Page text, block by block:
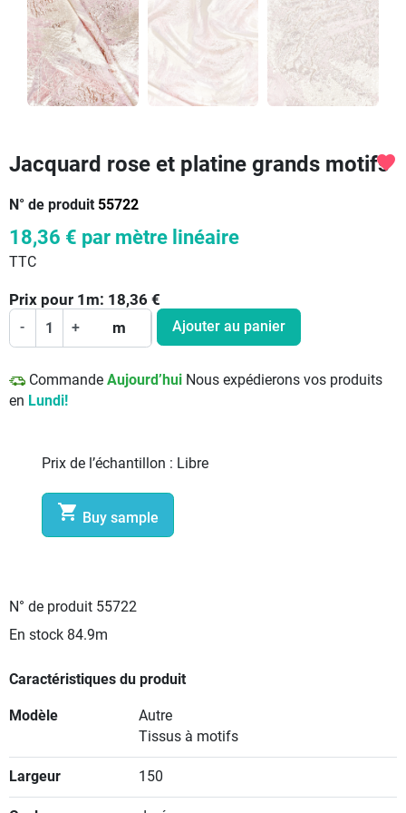
Jacquard rose et platine grands motifs
N° de produit 55722
favorite
18,36 € par mètre linéaire
TTC
Prix pour 1 m: 18,36 €
- + m Ajouter au panier
Commande Aujourd’hui Nous expédierons vos produits
en Lundi!
Prix de l’échantillon : Libre
 Buy sample
N° de produit 55722
En stock 84.9m
Caractéristiques du produit
Modèle
Autre
Tissus à motifs
Largeur 150